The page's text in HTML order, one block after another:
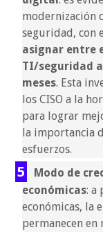
modernización
seguridad, con
asignar entre
TI/seguridad
meses. Esta
los CISO a la
para lograr
la importancia
esfuerzos.
Modo de
económicas: a
económicas, la
permanecen en